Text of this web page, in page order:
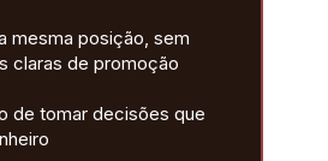
mesma posição, sem
claras de promoção
de tomar decisões que